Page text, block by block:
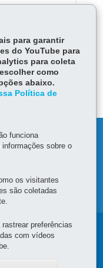
para garantir
do YouTube para
para coleta
como
abaixo.
Política de
funciona
sobre o
os visitantes
são coletadas
preferências
com vídeos